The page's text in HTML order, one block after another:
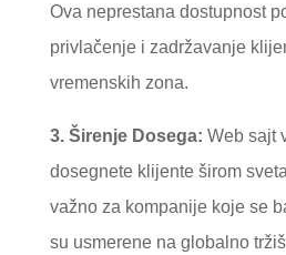
Ova neprestana dostupnost
privlačenje i zadržavanje
vremenskih zona.
3. Širenje Dosega: Web sajt
dosegnete klijente širom
važno za kompanije koje se
su usmerene na globalno